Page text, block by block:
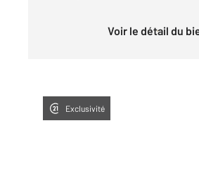
Voir le détail du
Exclusivité